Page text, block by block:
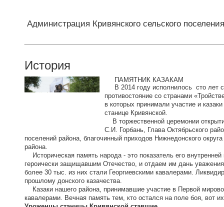
Администрация Кривянского сельского поселения
История
ПАМЯТНИК КАЗАКАМ
В 2014 году исполнилось сто лет с
противостояние со странами
в которых принимали участие и
станице Кривянской.
В торжественной церемонии
С.И. Горбань, Глава Октябрьского
поселений района, благочинный приходов Нижнедонского
района.
Историческая память народа - это показатель его
героически защищавшим Отечество, и отдаем им дань
более 30 тыс. из них стали Георгиевскими кавалерами.
прошлому донского казачества.
Казаки нашего района, принимавшие участие в Первой
кавалерами. Вечная память тем, кто остался на поле боя, вот